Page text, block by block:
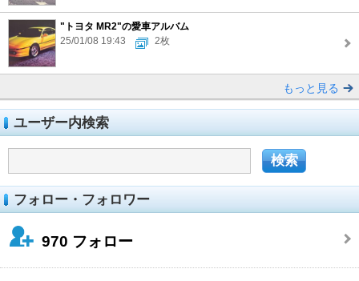
"トヨタ MR2"の愛車アルバム
25/01/08 19:43
2枚
もっと見る
ユーザー内検索
フォロー・フォロワー
970 フォロー